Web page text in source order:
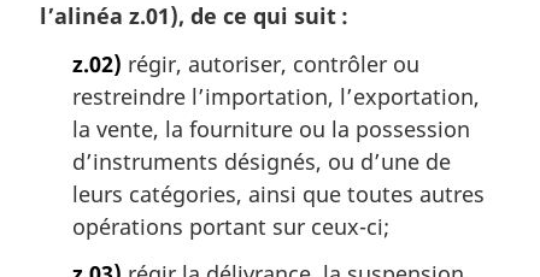
l’alinéa z.01), de ce qui suit :
z.02) régir, autoriser, contrôler ou
restreindre l’importation, l’exportation,
la vente, la fourniture ou la possession
d’instruments désignés, ou d’une de
leurs catégories, ainsi que toutes autres
opérations portant sur ceux-ci;